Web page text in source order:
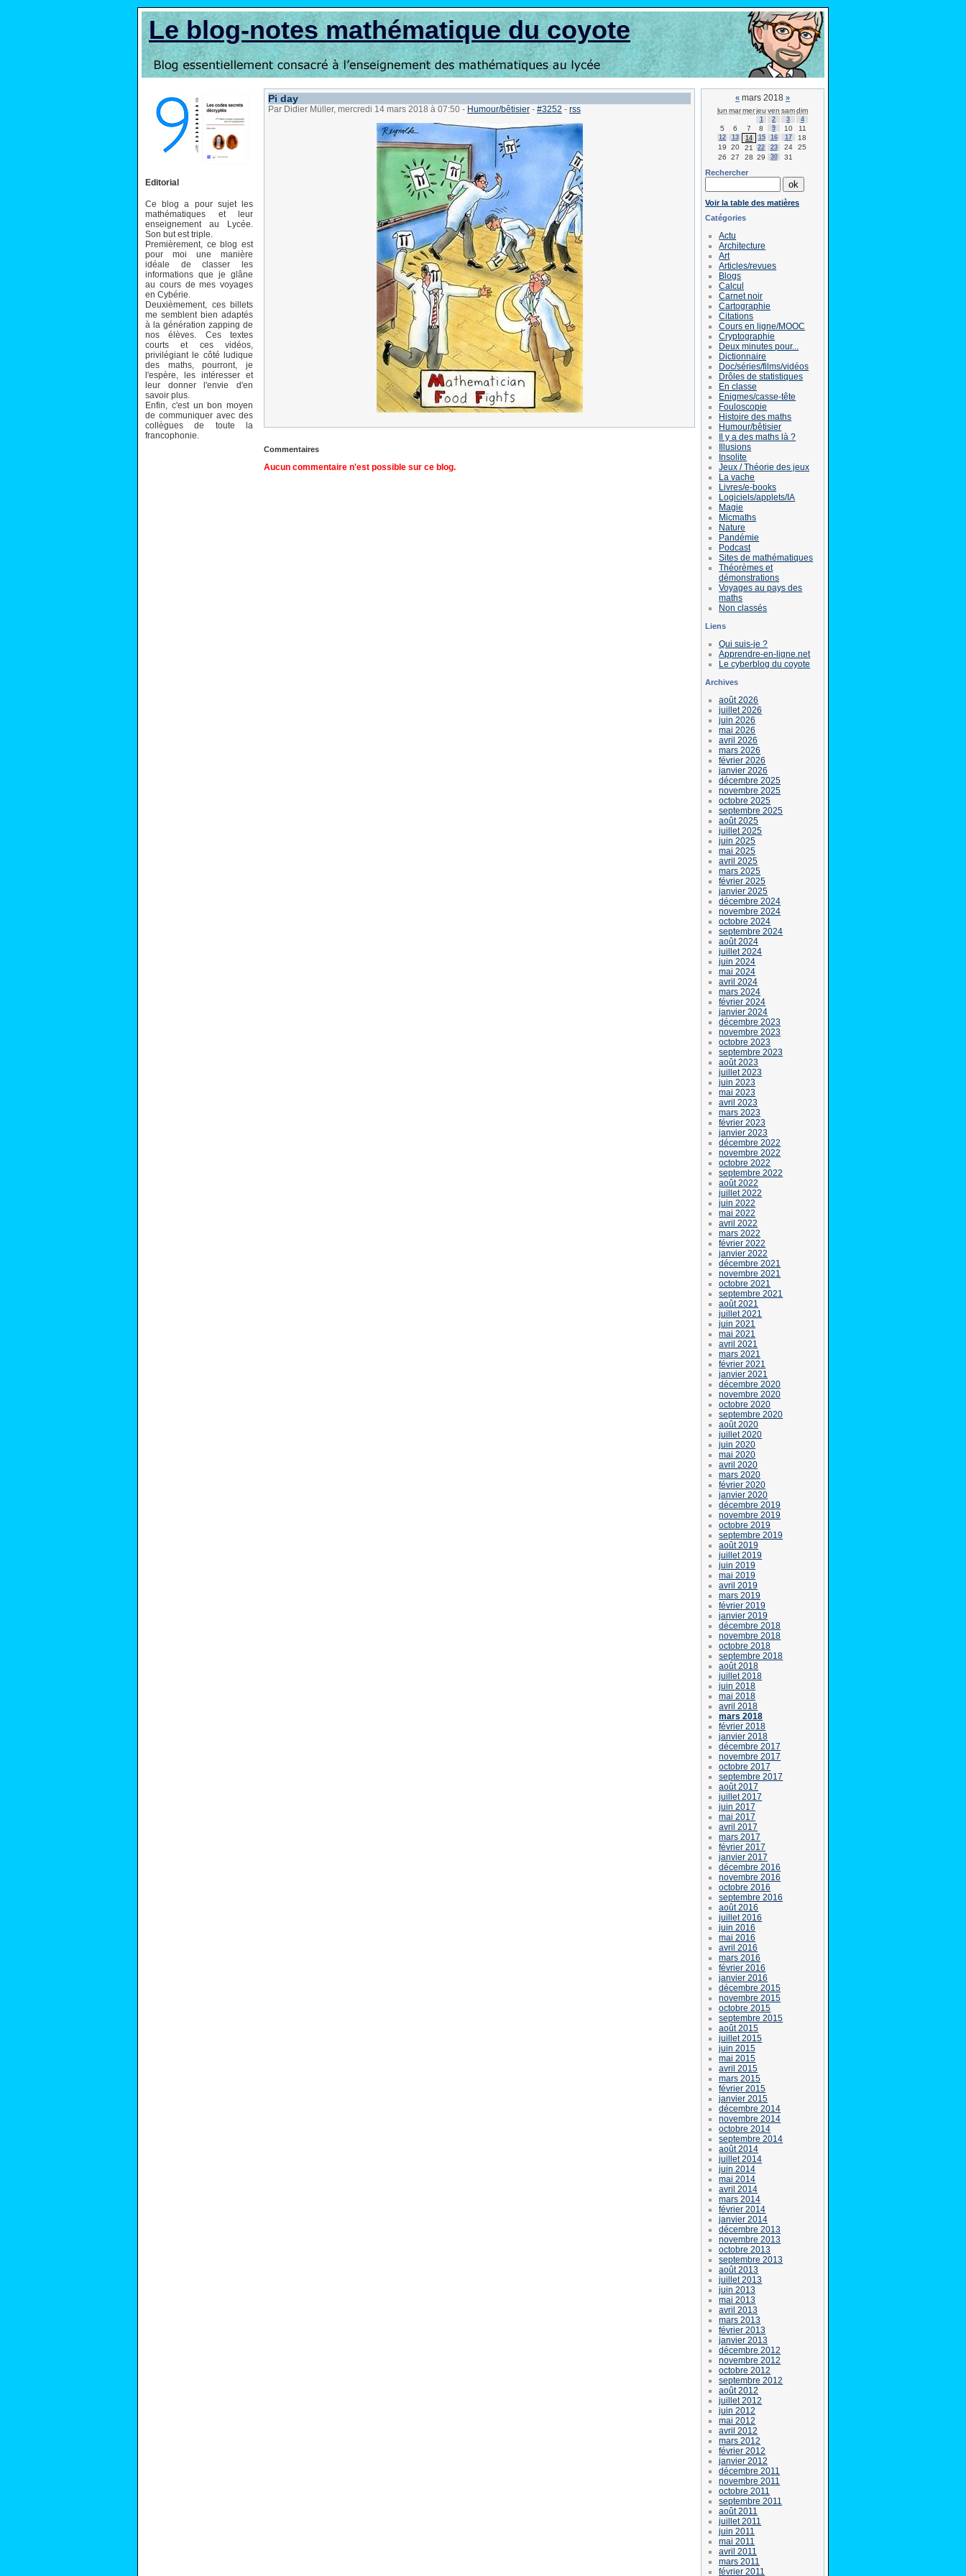
Le blog-notes mathématique du coyote
Editorial
Ce blog a pour sujet les
mathématiques et leur
enseignement au Lycée.
Son but est triple.
Premièrement, ce blog est
pour moi une manière
idéale de classer les
informations que je glâne
au cours de mes voyages
en Cybérie.
Deuxièmement, ces billets
me semblent bien adaptés
à la génération zapping de
nos élèves. Ces textes
courts et ces vidéos,
privilégiant le côté ludique
des maths, pourront, je
l'espère, les intéresser et
leur donner l'envie d'en
savoir plus.
Enfin, c'est un bon moyen
de communiquer avec des
collègues de toute la
francophonie.
Pi day
Par Didier Müller, mercredi 14 mars 2018 à 07:50 - Humour/bêtisier - #3252 - rss
Commentaires
Aucun commentaire n'est possible sur ce blog.
« mars 2018 »
lun marmerjeu ven samdim
1 2 3 4
5 6 7 8 9 10 11
12 13 14 15 16 17
18
19
20 21 22 23 24
25
26
27 28 29 30 31
Rechercher
Voir la table des matières
Catégories
Actu
Architecture
Art
Articles/revues
Blogs
Calcul
Carnet noir
Cartographie
Citations
Cours en ligne/MOOC
Cryptographie
Deux minutes pour...
Dictionnaire
Doc/séries/films/vidéos
Drôles de statistiques
En classe
Enigmes/casse-tête
Fouloscopie
Histoire des maths
Humour/bêtisier
Il y a des maths là ?
Illusions
Insolite
Jeux / Théorie des jeux
La vache
Livres/e-books
Logiciels/applets/IA
Magie
Micmaths
Nature
Pandémie
Podcast
Sites de mathématiques
Théorèmes et
démonstrations
Voyages au pays des
maths
Non classés
Liens
Qui suis-je ?
Apprendre-en-ligne.net
Le cyberblog du coyote
Archives
août 2026
juillet 2026
juin 2026
mai 2026
avril 2026
mars 2026
février 2026
janvier 2026
décembre 2025
novembre 2025
octobre 2025
septembre 2025
août 2025
juillet 2025
juin 2025
mai 2025
avril 2025
mars 2025
février 2025
janvier 2025
décembre 2024
novembre 2024
octobre 2024
septembre 2024
août 2024
juillet 2024
juin 2024
mai 2024
avril 2024
mars 2024
février 2024
janvier 2024
décembre 2023
novembre 2023
octobre 2023
septembre 2023
août 2023
juillet 2023
juin 2023
mai 2023
avril 2023
mars 2023
février 2023
janvier 2023
décembre 2022
novembre 2022
octobre 2022
septembre 2022
août 2022
juillet 2022
juin 2022
mai 2022
avril 2022
mars 2022
février 2022
janvier 2022
décembre 2021
novembre 2021
octobre 2021
septembre 2021
août 2021
juillet 2021
juin 2021
mai 2021
avril 2021
mars 2021
février 2021
janvier 2021
décembre 2020
novembre 2020
octobre 2020
septembre 2020
août 2020
juillet 2020
juin 2020
mai 2020
avril 2020
mars 2020
février 2020
janvier 2020
décembre 2019
novembre 2019
octobre 2019
septembre 2019
août 2019
juillet 2019
juin 2019
mai 2019
avril 2019
mars 2019
février 2019
janvier 2019
décembre 2018
novembre 2018
octobre 2018
septembre 2018
août 2018
juillet 2018
juin 2018
mai 2018
avril 2018
mars 2018
février 2018
janvier 2018
décembre 2017
novembre 2017
octobre 2017
septembre 2017
août 2017
juillet 2017
juin 2017
mai 2017
avril 2017
mars 2017
février 2017
janvier 2017
décembre 2016
novembre 2016
octobre 2016
septembre 2016
août 2016
juillet 2016
juin 2016
mai 2016
avril 2016
mars 2016
février 2016
janvier 2016
décembre 2015
novembre 2015
octobre 2015
septembre 2015
août 2015
juillet 2015
juin 2015
mai 2015
avril 2015
mars 2015
février 2015
janvier 2015
décembre 2014
novembre 2014
octobre 2014
septembre 2014
août 2014
juillet 2014
juin 2014
mai 2014
avril 2014
mars 2014
février 2014
janvier 2014
décembre 2013
novembre 2013
octobre 2013
septembre 2013
août 2013
juillet 2013
juin 2013
mai 2013
avril 2013
mars 2013
février 2013
janvier 2013
décembre 2012
novembre 2012
octobre 2012
septembre 2012
août 2012
juillet 2012
juin 2012
mai 2012
avril 2012
mars 2012
février 2012
janvier 2012
décembre 2011
novembre 2011
octobre 2011
septembre 2011
août 2011
juillet 2011
juin 2011
mai 2011
avril 2011
mars 2011
février 2011